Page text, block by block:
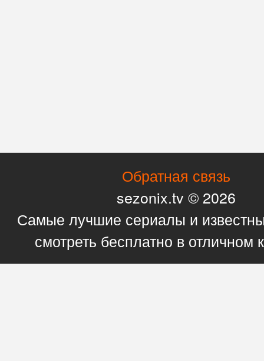
Обратная связь
sezonix.tv © 2026
Самые лучшие сериалы и
смотреть бесплатно в отличном